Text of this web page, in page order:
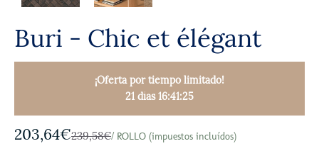
Buri - Chic et élégant
¡Oferta por tiempo limitado!
21 días 16:41:24
203,64€239,58€/ ROLLO (impuestos incluídos)